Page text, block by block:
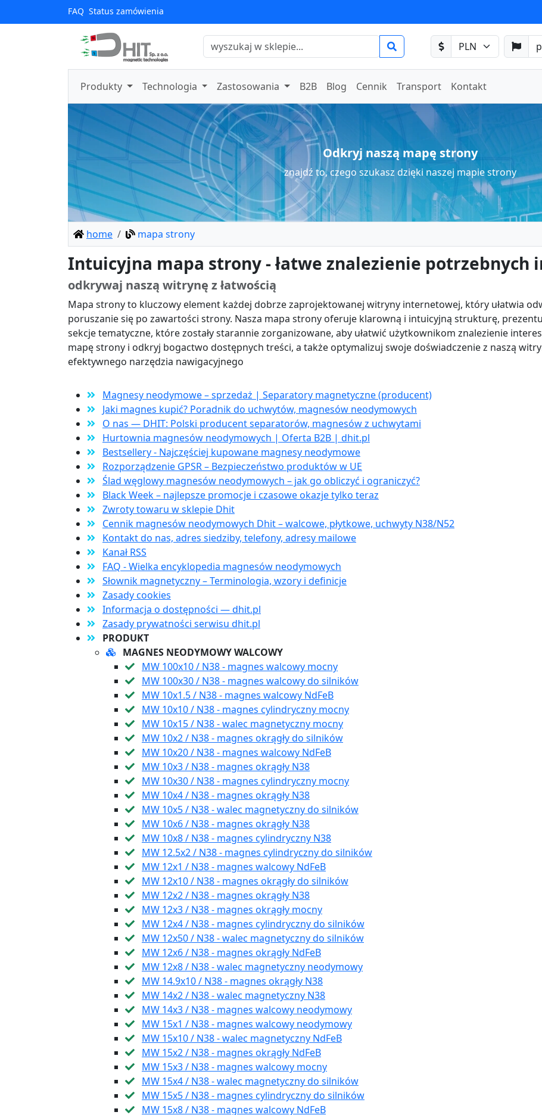
FAQ Status zamówienia
Produkty Technologia Zastosowania B2B Blog Cennik Transport Kontakt
Odkryj naszą mapę strony
znajdź to, czego szukasz dzięki naszej mapie strony
home mapa strony
Intuicyjna mapa strony - łatwe znalezienie potrzebnych
odkrywaj naszą witrynę z łatwością
Mapa strony to kluczowy element każdej dobrze zaprojektowanej witryny internetowej, który ułatwia
poruszanie się po zawartości strony. Nasza mapa strony oferuje klarowną i intuicyjną strukturę,
sekcje tematyczne, które zostały starannie zorganizowane, aby ułatwić użytkownikom znalezienie
mapę strony i odkryj bogactwo dostępnych treści, a także optymalizuj swoje doświadczenie z naszą
efektywnego narzędzia nawigacyjnego
Magnesy neodymowe – sprzedaż | Separatory magnetyczne (producent)
Jaki magnes kupić? Poradnik do uchwytów, magnesów neodymowych
O nas — DHIT: Polski producent separatorów, magnesów z uchwytami
Hurtownia magnesów neodymowych | Oferta B2B | dhit.pl
Bestsellery - Najczęściej kupowane magnesy neodymowe
Rozporządzenie GPSR – Bezpieczeństwo produktów w UE
Ślad węglowy magnesów neodymowych – jak go obliczyć i ograniczyć?
Black Week – najlepsze promocje i czasowe okazje tylko teraz
Zwroty towaru w sklepie Dhit
Cennik magnesów neodymowych Dhit – walcowe, płytkowe, uchwyty N38/N52
Kontakt do nas, adres siedziby, telefony, adresy mailowe
Kanał RSS
FAQ - Wielka encyklopedia magnesów neodymowych
Słownik magnetyczny – Terminologia, wzory i definicje
Zasady cookies
Informacja o dostępności — dhit.pl
Zasady prywatności serwisu dhit.pl
PRODUKT
MAGNES NEODYMOWY WALCOWY
MW 100x10 / N38 - magnes walcowy mocny
MW 100x30 / N38 - magnes walcowy do silników
MW 10x1.5 / N38 - magnes walcowy NdFeB
MW 10x10 / N38 - magnes cylindryczny mocny
MW 10x15 / N38 - walec magnetyczny mocny
MW 10x2 / N38 - magnes okrągły do silników
MW 10x20 / N38 - magnes walcowy NdFeB
MW 10x3 / N38 - magnes okrągły N38
MW 10x30 / N38 - magnes cylindryczny mocny
MW 10x4 / N38 - magnes okrągły N38
MW 10x5 / N38 - walec magnetyczny do silników
MW 10x6 / N38 - magnes okrągły N38
MW 10x8 / N38 - magnes cylindryczny N38
MW 12.5x2 / N38 - magnes cylindryczny do silników
MW 12x1 / N38 - magnes walcowy NdFeB
MW 12x10 / N38 - magnes okrągły do silników
MW 12x2 / N38 - magnes okrągły N38
MW 12x3 / N38 - magnes okrągły mocny
MW 12x4 / N38 - magnes cylindryczny do silników
MW 12x50 / N38 - walec magnetyczny do silników
MW 12x6 / N38 - magnes okrągły NdFeB
MW 12x8 / N38 - walec magnetyczny neodymowy
MW 14.9x10 / N38 - magnes okrągły N38
MW 14x2 / N38 - walec magnetyczny N38
MW 14x3 / N38 - magnes walcowy neodymowy
MW 15x1 / N38 - magnes walcowy neodymowy
MW 15x10 / N38 - walec magnetyczny NdFeB
MW 15x2 / N38 - magnes okrągły NdFeB
MW 15x3 / N38 - magnes walcowy mocny
MW 15x4 / N38 - walec magnetyczny do silników
MW 15x5 / N38 - magnes cylindryczny do silników
MW 15x8 / N38 - magnes walcowy NdFeB